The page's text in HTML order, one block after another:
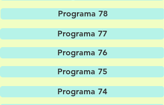
Programa 78
Programa 77
Programa 76
Programa 75
Programa 74